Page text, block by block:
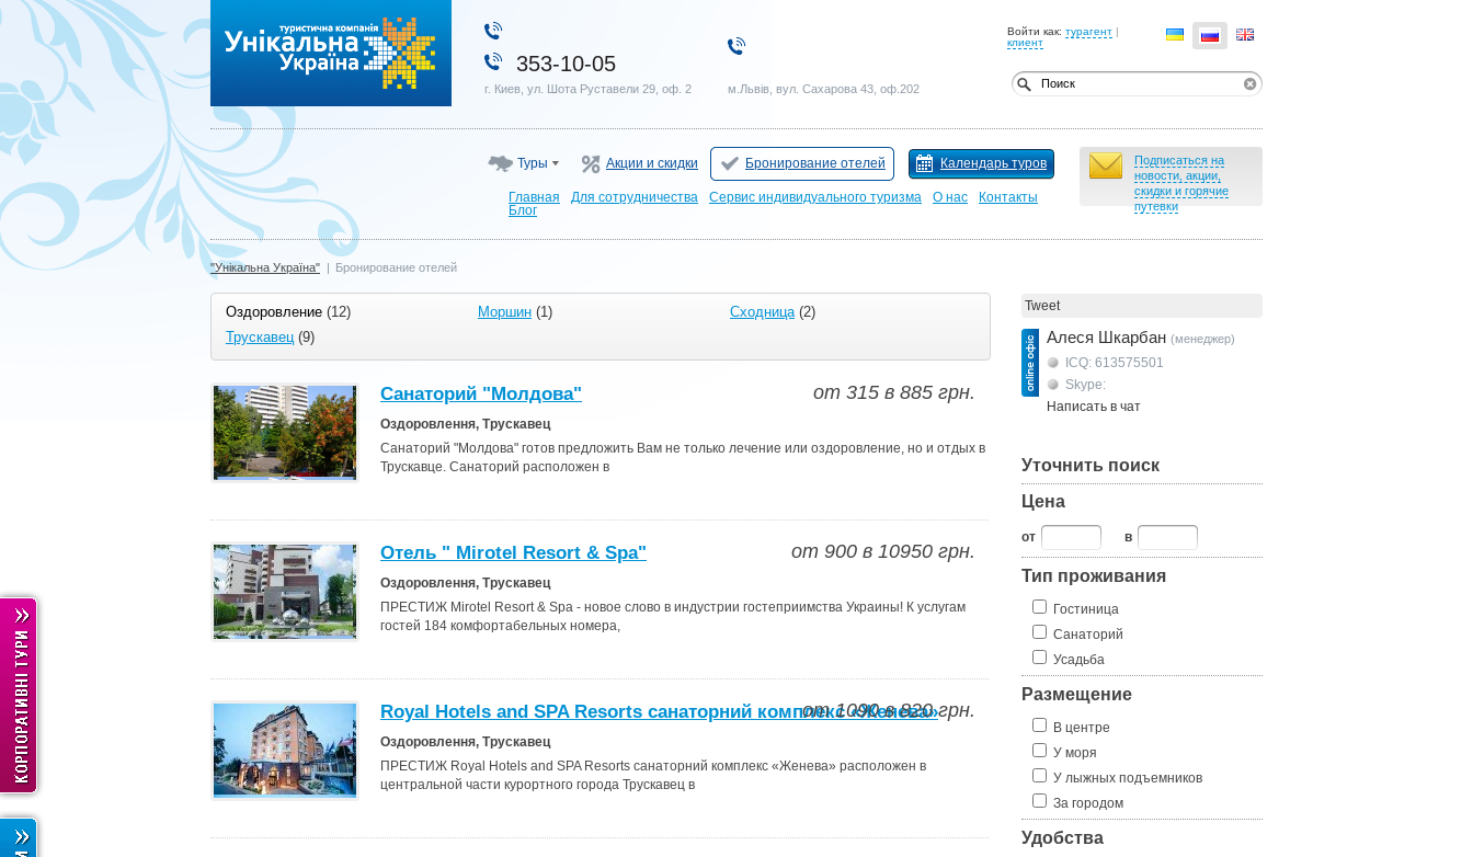
Войти как: турагент |
клиент
353-10-05
г. Киев, ул. Шота Руставели 29, оф. 2 м.Львів, вул. Сахарова 43, оф.202
Подписаться на
новости, акции,
скидки и горячие
путевки
Туры Акции и скидки Бронирование отелей Календарь туров
Главная Для сотрудничества Сервис индивидуального туризма О нас
Контакты
Блог
"Унікальна Україна" | Бронирование отелей
Оздоровление (12) Моршин (1) Сходница(2)
Трускавец(9)
Санаторий "Молдова"
Оздоровлення, Трускавец
Санаторий "Молдова" готов предложить Вам не только лечение или оздоровление, но и отдых в
Трускавце. Санаторий расположен в
от 315 в 885 грн.
Отель " Mirotel Resort & Spa"
Оздоровлення, Трускавец
ПРЕСТИЖ Mirotel Resort & Spa - новое слово в индустрии гостеприимства Украины! К услугам
гостей 184 комфортабельных номера,
от 900 в 10950 грн.
Royal Hotels and SPA Resorts санаторний комплекс «Женева»
Оздоровлення, Трускавец
ПРЕСТИЖ Royal Hotels and SPA Resorts санаторний комплекс «Женева» расположен в
центральной части курортного города Трускавец в
от1090в820грн.
Tweet
Алеся Шкарбан (менеджер)
ICQ: 613575501
Skype:
Написать в чат
Уточнить поиск
Цена
от в
Тип проживания
Гостиница
Санаторий
Усадьба
Размещение
В центре
У моря
У лыжных подъемников
За городом
Удобства